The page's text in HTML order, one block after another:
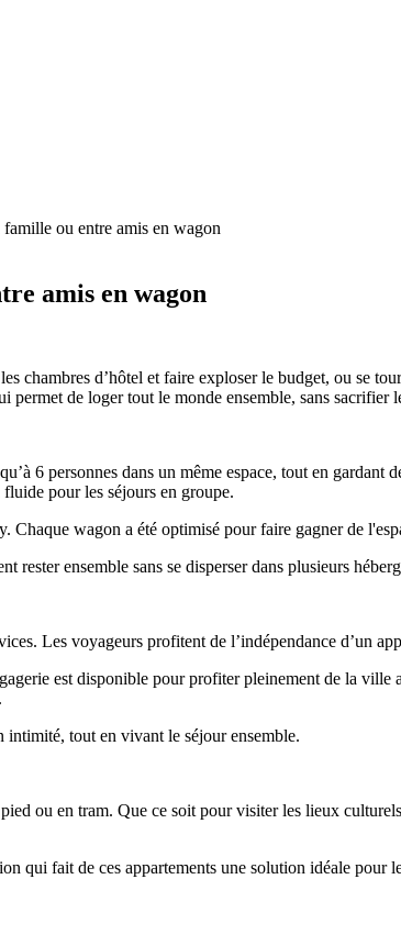
ou entre amis en wagon
amis en wagon
chambres d’hôtel et faire exploser le budget, ou se
de loger tout le monde ensemble, sans sacrifier
6 personnes dans un même espace, tout en
pour les séjours en groupe.
wagon a été optimisé pour faire gagner de
ensemble sans se disperser dans plusieurs
Les voyageurs profitent de l’indépendance d’un
est disponible pour profiter pleinement de la ville
intimité, tout en vivant le séjour ensemble.
ou en tram. Que ce soit pour visiter les lieux
qui fait de ces appartements une solution idéale